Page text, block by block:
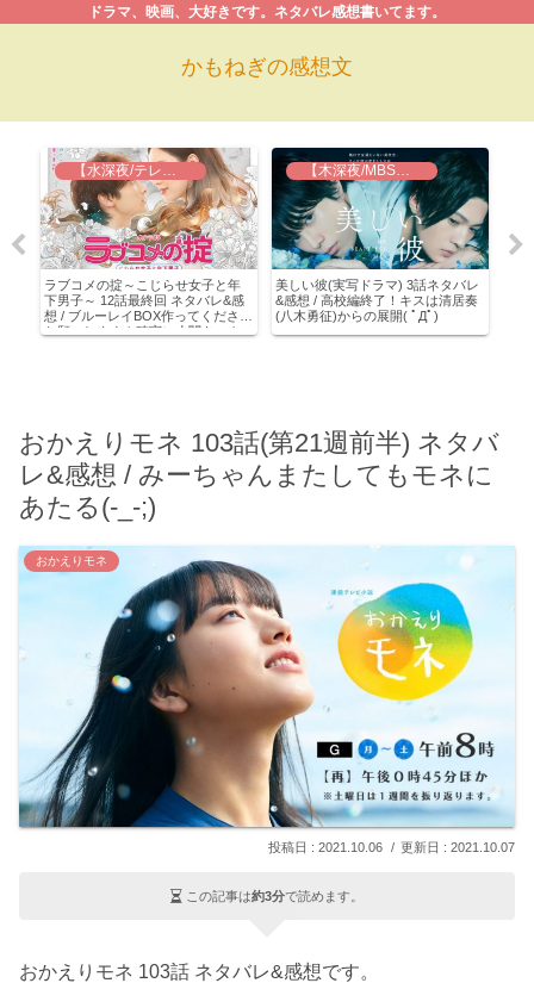
かもねぎの感想文
ドラマ、映画、大好きです。ネタバレ感想書いてます。
【水深夜/テレ東】ラブコメの掟
ラブコメの掟～こじらせ女子と年
下男子～ 12話最終回 ネタバレ&感
想 / ブルーレイBOX作ってください
お願いします！確実に小関きゅん
【木深夜/MBS】美しい彼
美しい彼(実写ドラマ) 3話ネタバレ
&感想 / 高校編終了！キスは清居奏
(八木勇征)からの展開( ﾟДﾟ)
おかえりモネ 103話(第21週前半) ネタバ
レ&感想 / みーちゃんまたしてもモネに
あたる(-_-;)
おかえりモネ
2021.10.06 2021.10.07
この記事は約3分で読めます。
おかえりモネ 103話 ネタバレ&感想です。